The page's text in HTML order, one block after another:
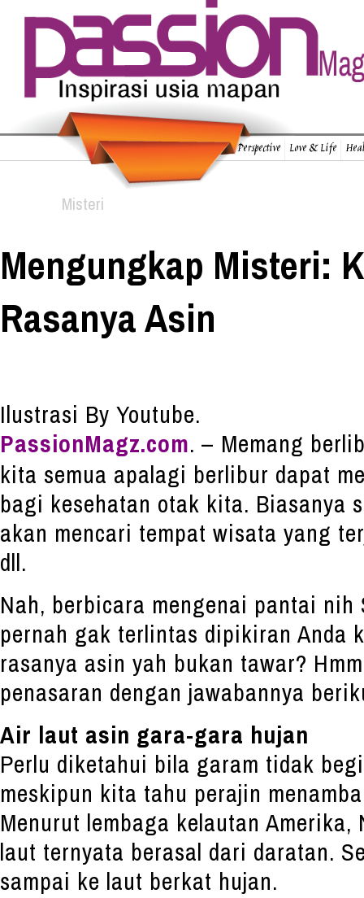
Perspective Love & Life
Misteri
Mengungkap Misteri:
Rasanya Asin
Ilustrasi By Youtube.
PassionMagz.com. – Memang
kita semua apalagi berlibur dapat
bagi kesehatan otak kita. Biasanya
akan mencari tempat wisata yang
dll.
Nah, berbicara mengenai pantai nih
pernah gak terlintas dipikiran Anda
rasanya asin yah bukan tawar?
penasaran dengan jawabannya
Air laut asin gara-gara hujan
Perlu diketahui bila garam tidak
meskipun kita tahu perajin
Menurut lembaga kelautan Amerika,
laut ternyata berasal dari daratan.
sampai ke laut berkat hujan.